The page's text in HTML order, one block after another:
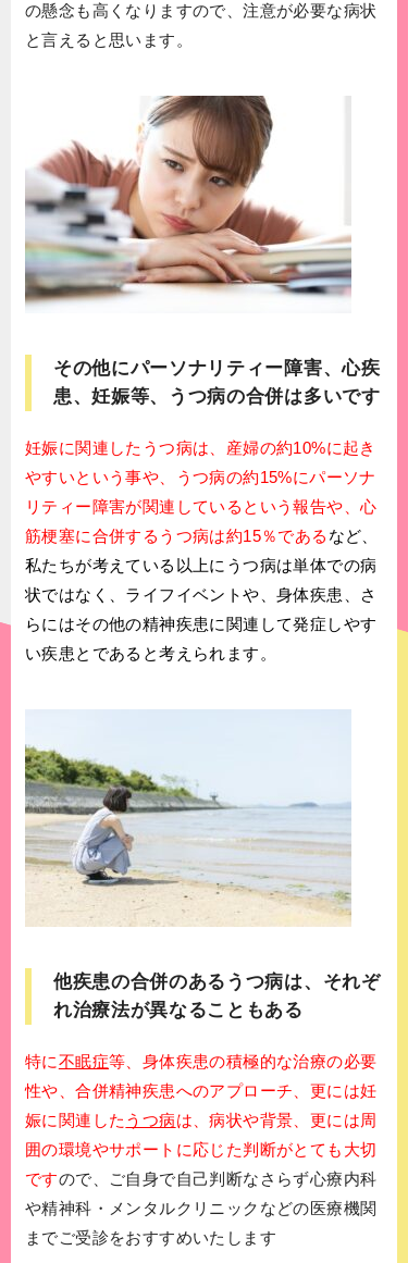
の懸念も高くなりますので、注意が必要な病状
と言えると思います。
その他にパーソナリティー障害、心疾
患、妊娠等、うつ病の合併は多いです
妊娠に関連したうつ病は、産婦の約10%に起き
やすいという事や、うつ病の約15%にパーソナ
リティー障害が関連しているという報告や、心
筋梗塞に合併するうつ病は約15％である など、
私たちが考えている以上にうつ病は単体での病
状ではなく、ライフイベントや、身体疾患、さ
らにはその他の精神疾患に関連して発症しやす
い疾患とであると考えられます。
他疾患の合併のあるうつ病は、それぞ
れ治療法が異なることもある
特に不眠症等、身体疾患の積極的な治療の必要
性や、合併精神疾患へのアプローチ、更には妊
娠に関連した うつ病は、病状や背景、更には周
囲の環境やサポートに応じた判断がとても大切
ですので、ご自身で自己判断なさらず心療内科
や精神科・メンタルクリニックなどの医療機関
までご受診をおすすめいたします